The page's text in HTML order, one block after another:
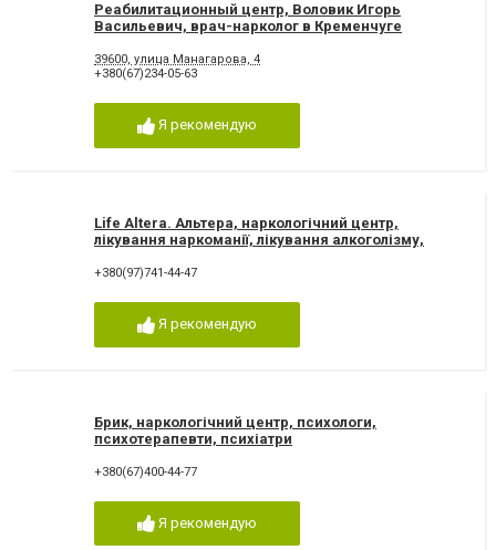
Реабилитационный центр, Воловик Игорь
Васильевич, врач-нарколог в Кременчуге
39600, улица Манагарова, 4
+380(67)234-05-63
Я рекомендую
Life Altera. Альтера, наркологічний центр,
лікування наркоманії, лікування алкоголізму,
+380(97)741-44-47
Я рекомендую
Брик, наркологічний центр, психологи,
психотерапевти, психіатри
+380(67)400-44-77
Я рекомендую